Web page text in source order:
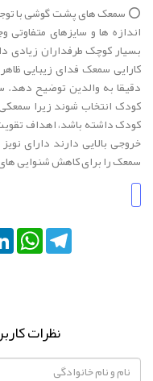
⭕️ سمعک های پشت گوشی با
اندازه ها و سایزهای
بسیار کوچک طرفداران زیادی
کارایی سمعک فدای زیبایی
دقیقا به والدین توضیح
کودک انتخاب شوند زیرا
کودک داشته باشد، اهداف
خروجی بالایی دارند دارای
سمعک را برای کاهش شنوایی
LinkedInWhatsApp
نظرات